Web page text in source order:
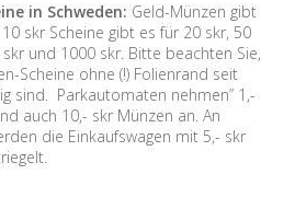
in Schweden: Geld-Münzen gibt
skr Scheine gibt es für 20 skr, 50
und 1000 skr. Bitte beachten Sie,
Scheine ohne (!) Folienrand seit
sind. Parkautomaten nehmen” 1,-
auch 10,- skr Münzen an. An
die Einkaufswagen mit 5,- skr